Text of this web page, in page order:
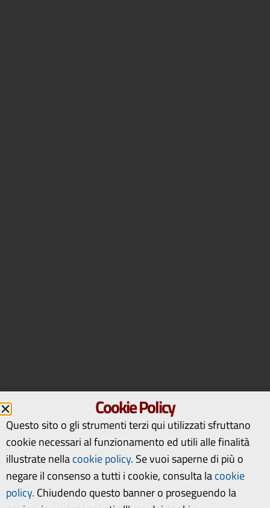
Cookie Policy
Questo sito o gli strumenti terzi qui utilizzati sfruttano
cookie necessari al funzionamento ed utili alle finalità
illustrate nellacookie policy. Se vuoi saperne di più o
negare il consenso a tutti i cookie, consulta lacookie
policy. Chiudendo questo banner o proseguendo la